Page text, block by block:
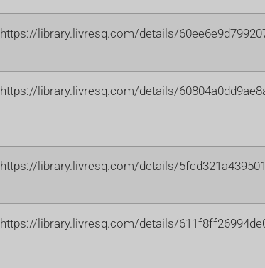
https://library.livresq.com/details/
https://library.livresq.com/details/
https://library.livresq.com/details/
https://library.livresq.com/details/